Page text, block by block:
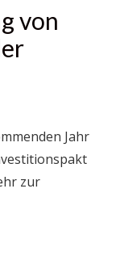
von
Jahr
zur